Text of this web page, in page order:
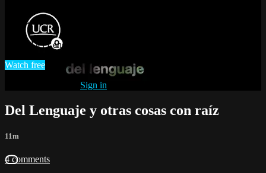
raíz
Watch Del Lenguaje y otras cosas con raíz
Watch free
Sign in
Del Lenguaje y otras cosas con raíz
11m
4 comments